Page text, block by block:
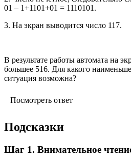
01 – 1+1101+01 = 1110101.
3. На экран выводится число 117.
В результате работы автомата на
большее 516. Для какого
ситуация возможна?
Посмотреть ответ
Подсказки
Шаг 1. Внимательное